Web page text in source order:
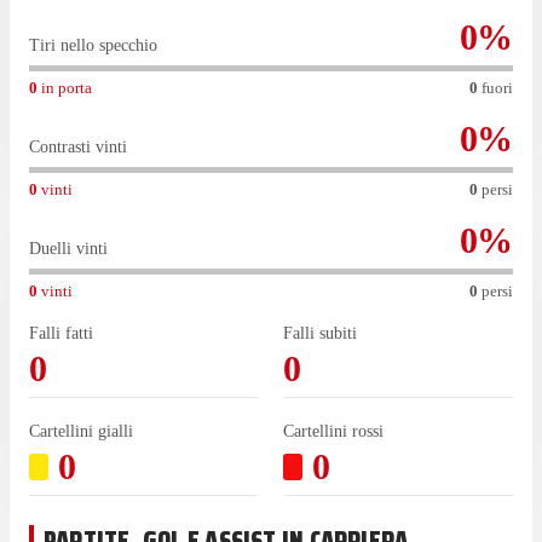
Tiri nello specchio 0%
0 in porta 0 fuori
Contrasti vinti 0%
0 vinti 0 persi
Duelli vinti 0%
0 vinti 0 persi
Falli fatti
0
Falli subiti
0
Cartellini gialli
0
Cartellini rossi
0